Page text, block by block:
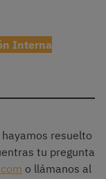
Interna
resuelto
tu pregunta
o llámanos al